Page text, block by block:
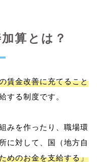
算とは？
賃金改善に充てること
する制度です。
みを作ったり、職場環
に対して、国（地方自
めのお金を支給する」